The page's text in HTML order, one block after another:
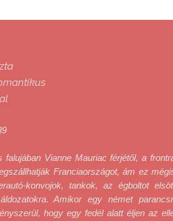
falujában Vianne Mauriac férjétől, a
Franciaországot, ám ez
konvojok, tankok, az égboltot
Amikor egy német
hogy egy fedél alatt éljen az